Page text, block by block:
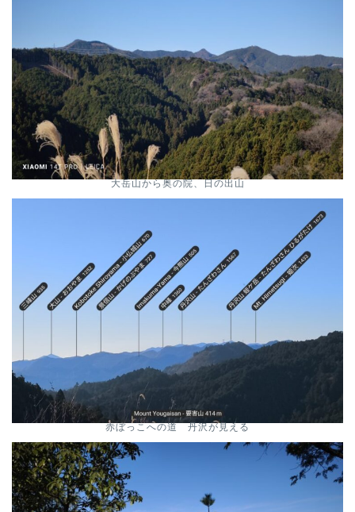
大岳山から奥の院、日の出山
赤ぼっこへの道 丹沢が見える